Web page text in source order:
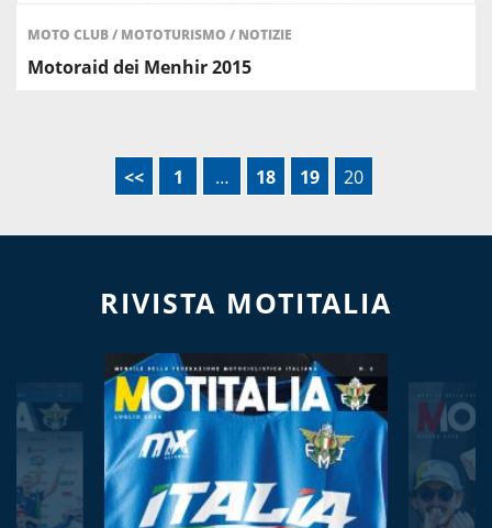
MOTO CLUB/ MOTOTURISMO / NOTIZIE
Motoraid dei Menhir 2015
<< 1 … 18 19 20
RIVISTA MOTITALIA